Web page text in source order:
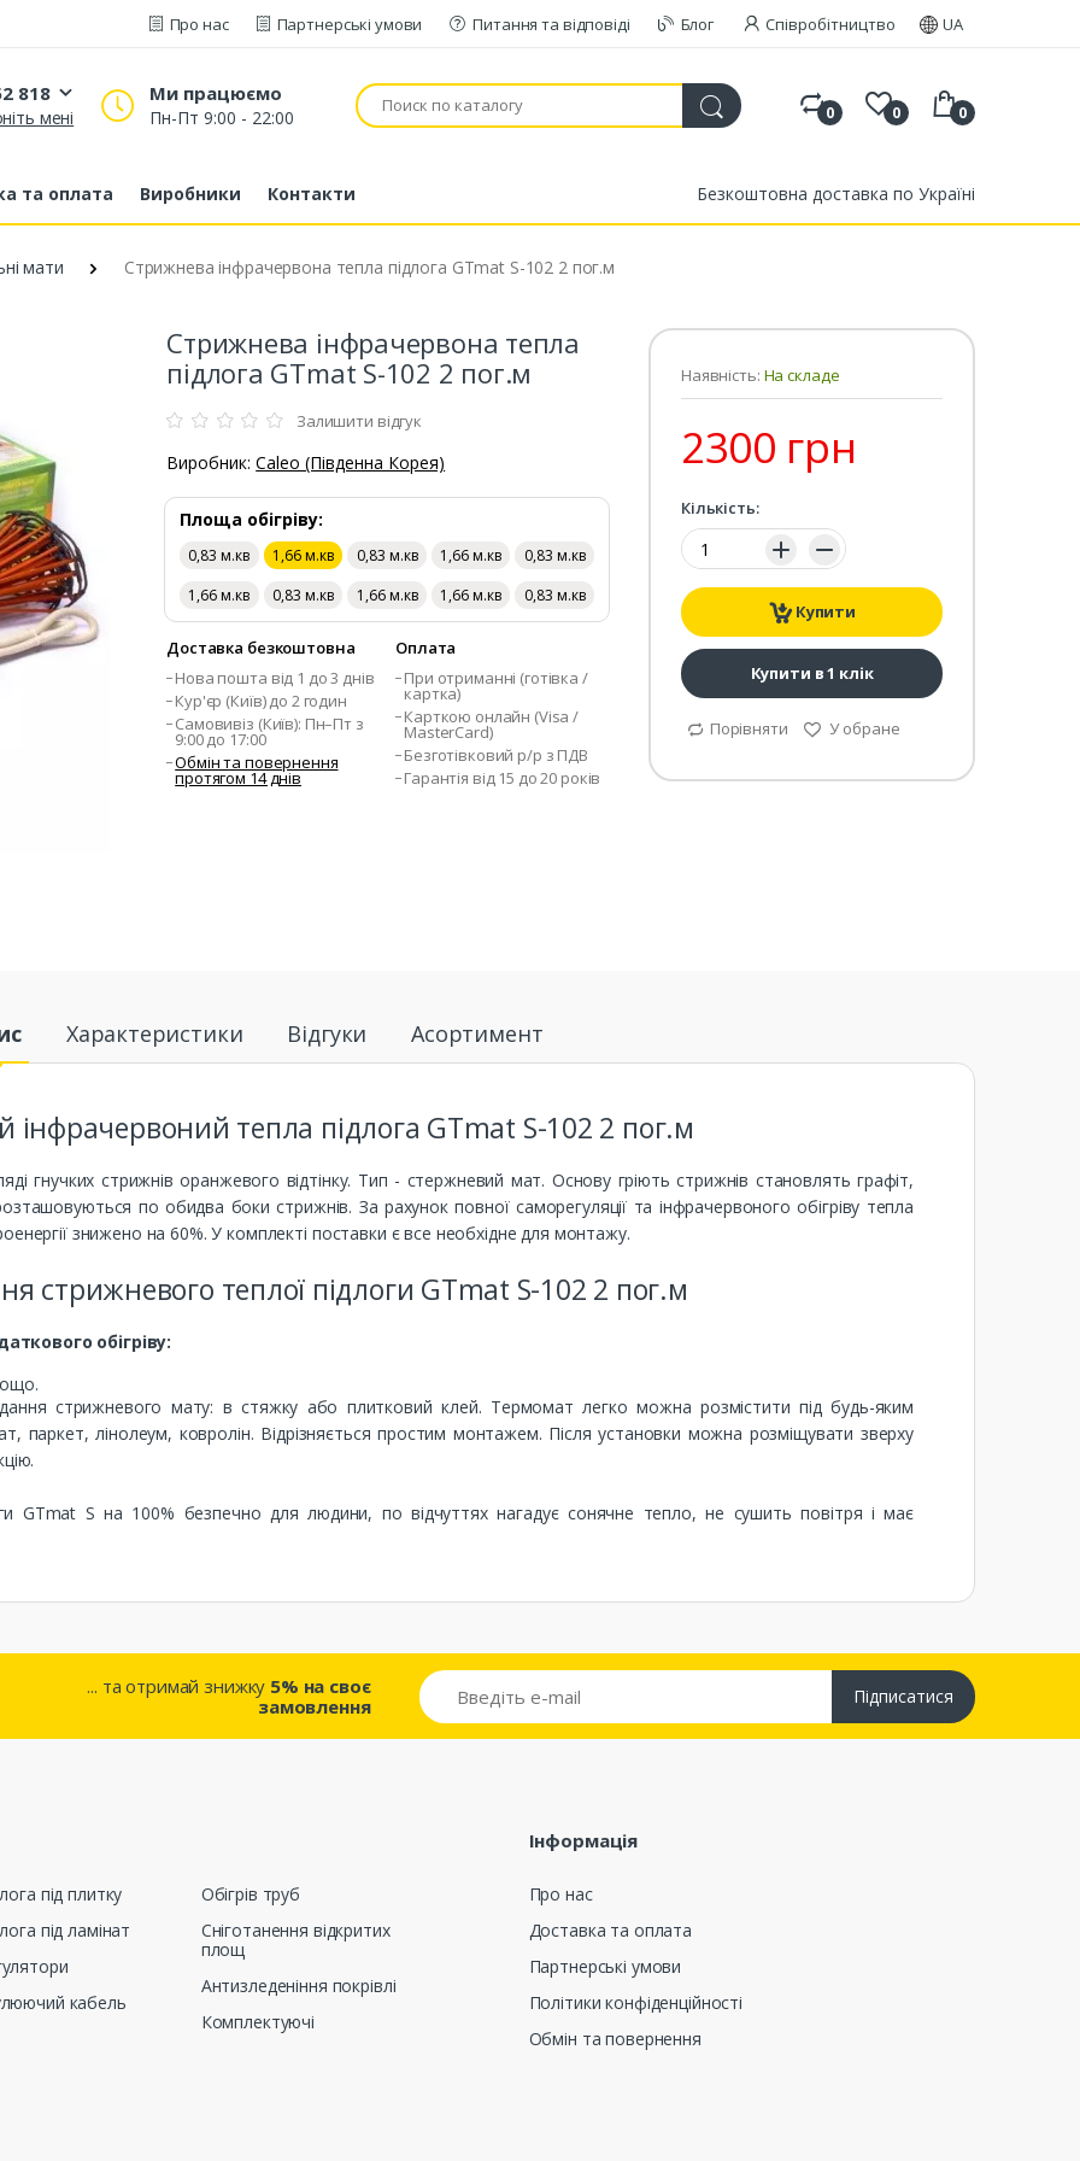
Про нас Партнерські умови Питання та відповіді Блог Співробітництво UA
818
52 818
63 881
мені
Ми працюємо
Пн-Пт 9:00 - 22:00 0 0 0
та оплата Виробники Контакти Безкоштовна доставка по Україні
мати Стрижнева інфрачервона тепла підлога GTmat S-102 2 пог.м
Стрижнева інфрачервона тепла
підлога GTmat S-102 2 пог.м
Залишити відгук
Виробник:Caleo (Південна Корея)
Площа обігріву:
0,83 м.кв 1,66 м.кв 0,83 м.кв 1,66 м.кв
0,83 м.кв
1,66 м.кв
0,83 м.кв 1,66 м.кв 1,66 м.кв 0,83 м.кв
Доставка безкоштовна
Нова пошта від 1 до 3 днів
Кур'єр (Київ) до 2 годин
Самовивіз (Київ): Пн–Пт з
9:00 до 17:00
Обмін та повернення
протягом 14 днів
Оплата
При отриманні (готівка /
картка)
Карткою онлайн (Visa /
MasterCard)
Безготівковий р/р з ПДВ
Гарантія від 15 до 20 років
Наявність: На складе
2300 грн
Кількість:
Кількість:
Купити
Купити в 1 клік
Порівняти У обране
Характеристики Відгуки Асортимент
тепла підлога GTmat S-102 2 пог.м
гнучких стрижнів оранжевого відтінку. Тип - стержневий мат. Основу гріють стрижнів становлять графіт,
по обидва боки стрижнів. За рахунок повної саморегуляції та інфрачервоного обігріву тепла
знижено на 60%. У комплекті поставки є все необхідне для монтажу.
стрижневого теплої підлоги GTmat S-102 2 пог.м
обігріву:
стрижневого мату: в стяжку або плитковий клей. Термомат легко можна розмістити під будь-яким
паркет, лінолеум, ковролін. Відрізняється простим монтажем. Після установки можна розміщувати зверху
GTmat S на 100% безпечно для людини, по відчуттях нагадує сонячне тепло, не сушить повітря і має
... та отримай знижку 5% на своє
замовлення
Підписатися
під плитку
під ламінат
кабель
Обігрів труб
Сніготанення відкритих
площ
Антизледеніння покрівлі
Комплектуючі
Інформація
Про нас
Доставка та оплата
Партнерські умови
Політики конфіденційності
Обмін та повернення